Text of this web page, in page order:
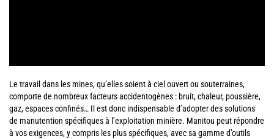
Le travail dans les mines, qu’elles soient à ciel ouvert ou souterraines,
comporte de nombreux facteurs accidentogènes : bruit, chaleur, poussière,
gaz, espaces confinés… Il est donc indispensable d’adopter des solutions
de manutention spécifiques à l’exploitation minière. Manitou peut répondre
à vos exigences, y compris les plus spécifiques, avec sa gamme d’outils